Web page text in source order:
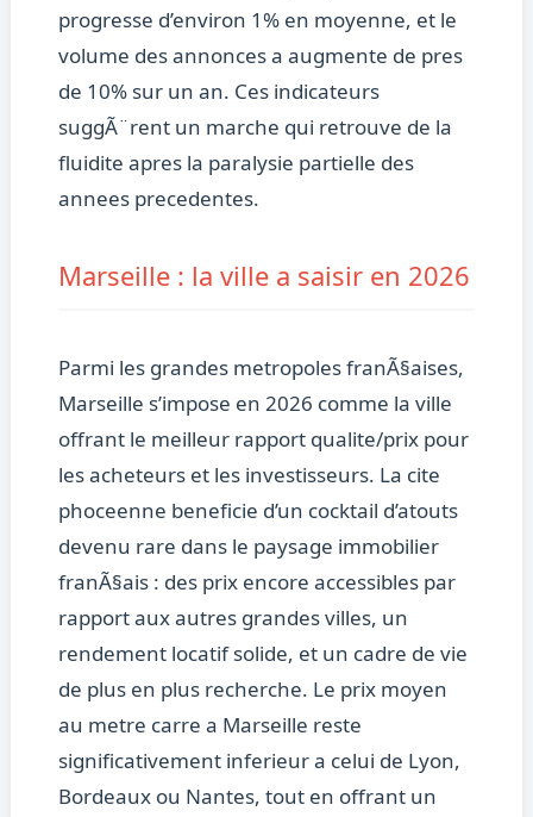
progresse d’environ 1% en moyenne, et le
volume des annonces a augmente de pres
de 10% sur un an. Ces indicateurs
suggÃ¨rent un marche qui retrouve de la
fluidite apres la paralysie partielle des
annees precedentes.
Marseille : la ville a saisir en 2026
Parmi les grandes metropoles franÃ§aises,
Marseille s’impose en 2026 comme la ville
offrant le meilleur rapport qualite/prix pour
les acheteurs et les investisseurs. La cite
phoceenne beneficie d’un cocktail d’atouts
devenu rare dans le paysage immobilier
franÃ§ais : des prix encore accessibles par
rapport aux autres grandes villes, un
rendement locatif solide, et un cadre de vie
de plus en plus recherche. Le prix moyen
au metre carre a Marseille reste
significativement inferieur a celui de Lyon,
Bordeaux ou Nantes, tout en offrant un